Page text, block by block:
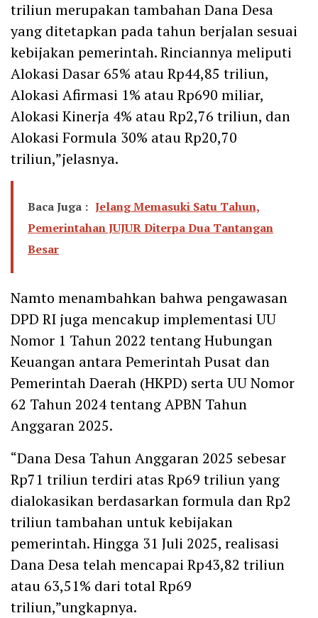
triliun merupakan tambahan Dana Desa
yang ditetapkan pada tahun berjalan sesuai
kebijakan pemerintah. Rinciannya meliputi
Alokasi Dasar 65% atau Rp44,85 triliun,
Alokasi Afirmasi 1% atau Rp690 miliar,
Alokasi Kinerja 4% atau Rp2,76 triliun, dan
Alokasi Formula 30% atau Rp20,70
triliun,”jelasnya.
Baca Juga : Jelang Memasuki Satu Tahun,
Pemerintahan JUJUR Diterpa Dua Tantangan
Besar
Namto menambahkan bahwa pengawasan
DPD RI juga mencakup implementasi UU
Nomor 1 Tahun 2022 tentang Hubungan
Keuangan antara Pemerintah Pusat dan
Pemerintah Daerah (HKPD) serta UU Nomor
62 Tahun 2024 tentang APBN Tahun
Anggaran 2025.
“Dana Desa Tahun Anggaran 2025 sebesar
Rp71 triliun terdiri atas Rp69 triliun yang
dialokasikan berdasarkan formula dan Rp2
triliun tambahan untuk kebijakan
pemerintah. Hingga 31 Juli 2025, realisasi
Dana Desa telah mencapai Rp43,82 triliun
atau 63,51% dari total Rp69
triliun,”ungkapnya.